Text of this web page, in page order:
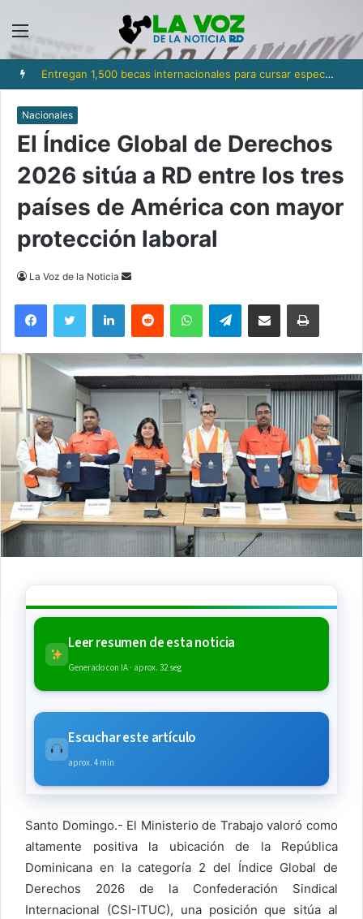
Menú
Entregan 1,500 becas internacionales para cursar especialización, maestrías y doctorados en universidades
Nacionales
El Índice Global de Derechos
2026 sitúa a RD entre los tres
países de América con mayor
protección laboral
La Voz de la Noticia
Send
email
FacebookTwitter LinkedInReddit WhatsAppTelegramCompartir via Email Imprimi
Leer resumen de esta noticia
Generado con IA · aprox. 32 seg
Escuchar este artículo
aprox. 4 min
Santo Domingo.- El Ministerio de Trabajo valoró como
altamente positiva la ubicación de la República
Dominicana en la categoría 2 del Índice Global de
Derechos 2026 de la Confederación Sindical
Internacional (CSI-ITUC), una posición que sitúa al